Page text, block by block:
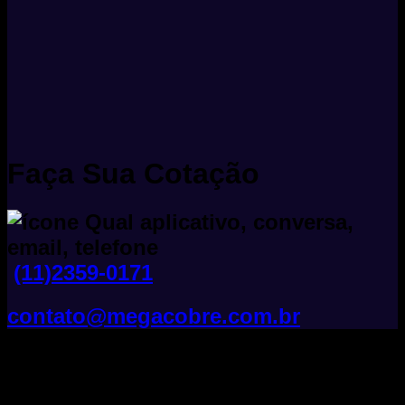
Faça Sua Cotação
(11)2359-0171
contato@megacobre.com.br